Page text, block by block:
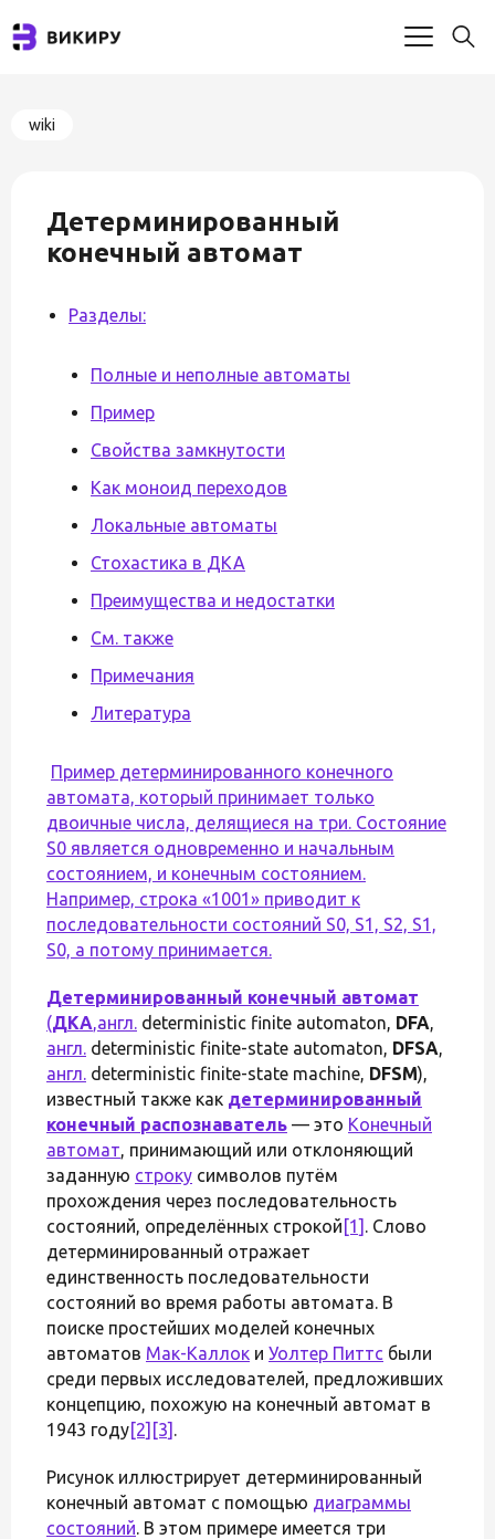
wiki
Детерминированный
конечный автомат
Разделы:
Полные и неполные автоматы
Пример
Свойства замкнутости
Как моноид переходов
Локальные автоматы
Стохастика в ДКА
Преимущества и недостатки
См. также
Примечания
Литература
Пример детерминированного конечного
автомата, который принимает только
двоичные числа, делящиеся на три. Состояние
S0 является одновременно и начальным
состоянием, и конечным состоянием.
Например, строка «1001» приводит к
последовательности состояний S0, S1, S2, S1,
S0, а потому принимается.
Детерминированный конечный автомат
(ДКА,англ. deterministic finite automaton, DFA,
англ. deterministic finite-state automaton, DFSA,
англ. deterministic finite-state machine, DFSM),
известный также как детерминированный
конечный распознаватель — это Конечный
автомат, принимающий или отклоняющий
заданную строку символов путём
прохождения через последовательность
состояний, определённых строкой [1] . Слово
детерминированный отражает
единственность последовательности
состояний во время работы автомата. В
поиске простейших моделей конечных
автоматов Мак-Каллок и Уолтер Питтс были
среди первых исследователей, предложивших
концепцию, похожую на конечный автомат в
1943 году[2] [3] .
Рисунок иллюстрирует детерминированный
конечный автомат с помощью диаграммы
состояний. В этом примере имеется три